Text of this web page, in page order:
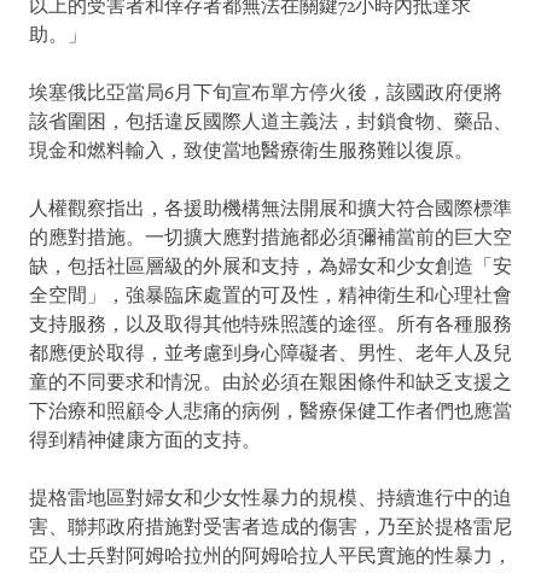
以上的受害者和倖存者都無法在關鍵72小時內抵達求
助。」
埃塞俄比亞當局6月下旬宣布單方停火後，該國政府便將
該省圍困，包括違反國際人道主義法，封鎖食物、藥品、
現金和燃料輸入，致使當地醫療衛生服務難以復原。
人權觀察指出，各援助機構無法開展和擴大符合國際標準
的應對措施。一切擴大應對措施都必須彌補當前的巨大空
缺，包括社區層級的外展和支持，為婦女和少女創造「安
全空間」，強暴臨床處置的可及性，精神衛生和心理社會
支持服務，以及取得其他特殊照護的途徑。所有各種服務
都應便於取得，並考慮到身心障礙者、男性、老年人及兒
童的不同要求和情況。由於必須在艱困條件和缺乏支援之
下治療和照顧令人悲痛的病例，醫療保健工作者們也應當
得到精神健康方面的支持。
提格雷地區對婦女和少女性暴力的規模、持續進行中的迫
害、聯邦政府措施對受害者造成的傷害，乃至於提格雷尼
亞人士兵對阿姆哈拉州的阿姆哈拉人平民實施的性暴力，